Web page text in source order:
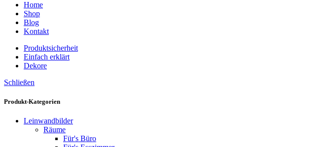
Home
Shop
Blog
Kontakt
Produktsicherheit
Einfach erklärt
Dekore
Schließen
Produkt-Kategorien
Leinwandbilder
Räume
Für's Büro